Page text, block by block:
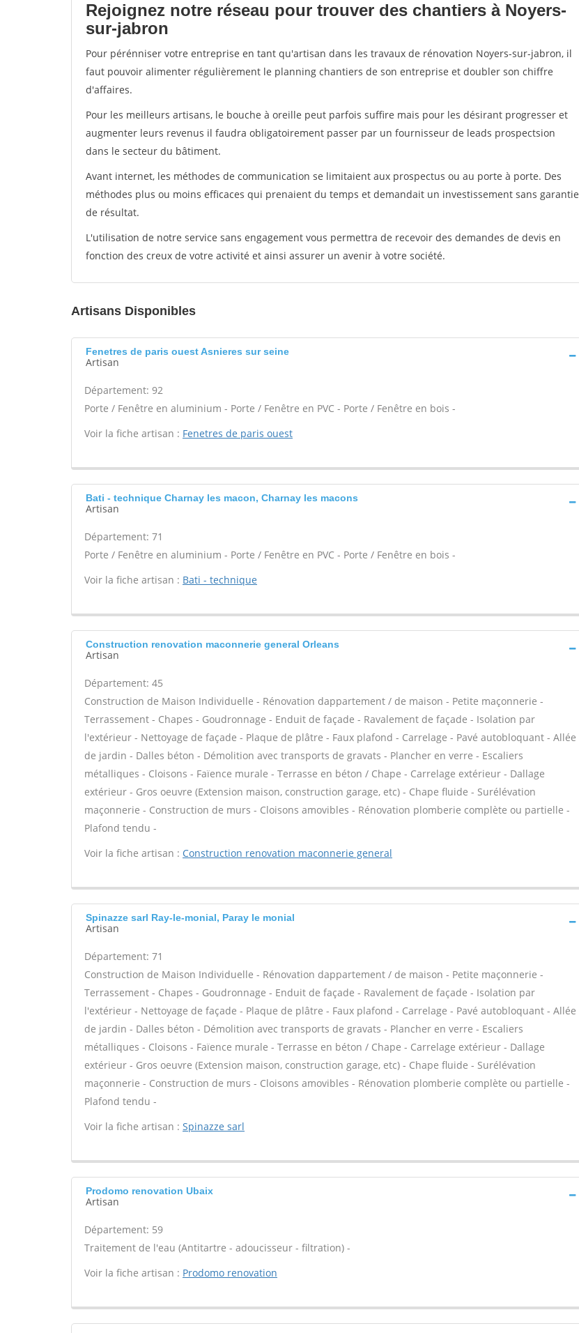
Rejoignez notre réseau pour trouver des chantiers à Noyers-
sur-jabron
Pour pérénniser votre entreprise en tant qu'artisan dans les travaux de rénovation Noyers-sur-jabron, il
faut pouvoir alimenter régulièrement le planning chantiers de son entreprise et doubler son chiffre
d'affaires.
Pour les meilleurs artisans, le bouche à oreille peut parfois suffire mais pour les désirant progresser et
augmenter leurs revenus il faudra obligatoirement passer par un fournisseur de leads prospectsion
dans le secteur du bâtiment.
Avant internet, les méthodes de communication se limitaient aux prospectus ou au porte à porte. Des
méthodes plus ou moins efficaces qui prenaient du temps et demandait un investissement sans garantie
de résultat.
L'utilisation de notre service sans engagement vous permettra de recevoir des demandes de devis en
fonction des creux de votre activité et ainsi assurer un avenir à votre société.
Artisans Disponibles
Fenetres de paris ouest Asnieres sur seine
Artisan
Département: 92
Porte / Fenêtre en aluminium - Porte / Fenêtre en PVC - Porte / Fenêtre en bois -
Voir la fiche artisan : Fenetres de paris ouest
Bati - technique Charnay les macon, Charnay les macons
Artisan
Département: 71
Porte / Fenêtre en aluminium - Porte / Fenêtre en PVC - Porte / Fenêtre en bois -
Voir la fiche artisan : Bati - technique
Construction renovation maconnerie general Orleans
Artisan
Département: 45
Construction de Maison Individuelle - Rénovation dappartement / de maison - Petite maçonnerie -
Terrassement - Chapes - Goudronnage - Enduit de façade - Ravalement de façade - Isolation par
l'extérieur - Nettoyage de façade - Plaque de plâtre - Faux plafond - Carrelage - Pavé autobloquant - Allée
de jardin - Dalles béton - Démolition avec transports de gravats - Plancher en verre - Escaliers
métalliques - Cloisons - Faïence murale - Terrasse en béton / Chape - Carrelage extérieur - Dallage
extérieur - Gros oeuvre (Extension maison, construction garage, etc) - Chape fluide - Surélévation
maçonnerie - Construction de murs - Cloisons amovibles - Rénovation plomberie complète ou partielle -
Plafond tendu -
Voir la fiche artisan : Construction renovation maconnerie general
Spinazze sarl Ray-le-monial, Paray le monial
Artisan
Département: 71
Construction de Maison Individuelle - Rénovation dappartement / de maison - Petite maçonnerie -
Terrassement - Chapes - Goudronnage - Enduit de façade - Ravalement de façade - Isolation par
l'extérieur - Nettoyage de façade - Plaque de plâtre - Faux plafond - Carrelage - Pavé autobloquant - Allée
de jardin - Dalles béton - Démolition avec transports de gravats - Plancher en verre - Escaliers
métalliques - Cloisons - Faïence murale - Terrasse en béton / Chape - Carrelage extérieur - Dallage
extérieur - Gros oeuvre (Extension maison, construction garage, etc) - Chape fluide - Surélévation
maçonnerie - Construction de murs - Cloisons amovibles - Rénovation plomberie complète ou partielle -
Plafond tendu -
Voir la fiche artisan : Spinazze sarl
Prodomo renovation Ubaix
Artisan
Département: 59
Traitement de l'eau (Antitartre - adoucisseur - filtration) -
Voir la fiche artisan : Prodomo renovation